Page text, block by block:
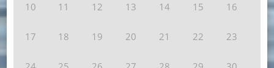
10 11 12 13 14 15 16
17 18 19 20 21 22 23